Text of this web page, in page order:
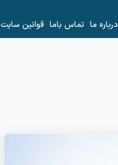
درباره ما تماس باما قوانین سایت